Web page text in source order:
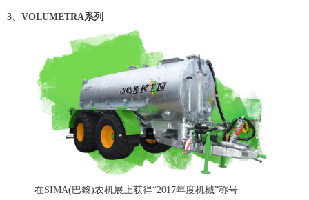
3、VOLUMETRA系列
在SIMA(巴黎)农机展上获得“2017年度机械”称号